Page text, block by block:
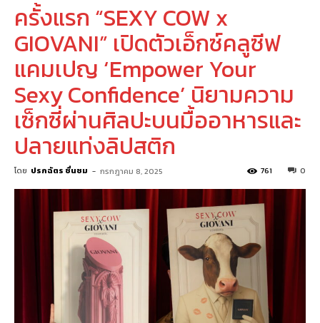
ครั้งแรก “SEXY COW x
GIOVANI” เปิดตัวเอ็กซ์คลูซีฟ
แคมเปญ ‘Empower Your
Sexy Confidence’ นิยามความ
เซ็กซี่ผ่านศิลปะบนมื้ออาหารและ
ปลายแท่งลิปสติก
โดย ปรกฉัตร ชื่นชม - กรกฎาคม 8, 2025 0
761